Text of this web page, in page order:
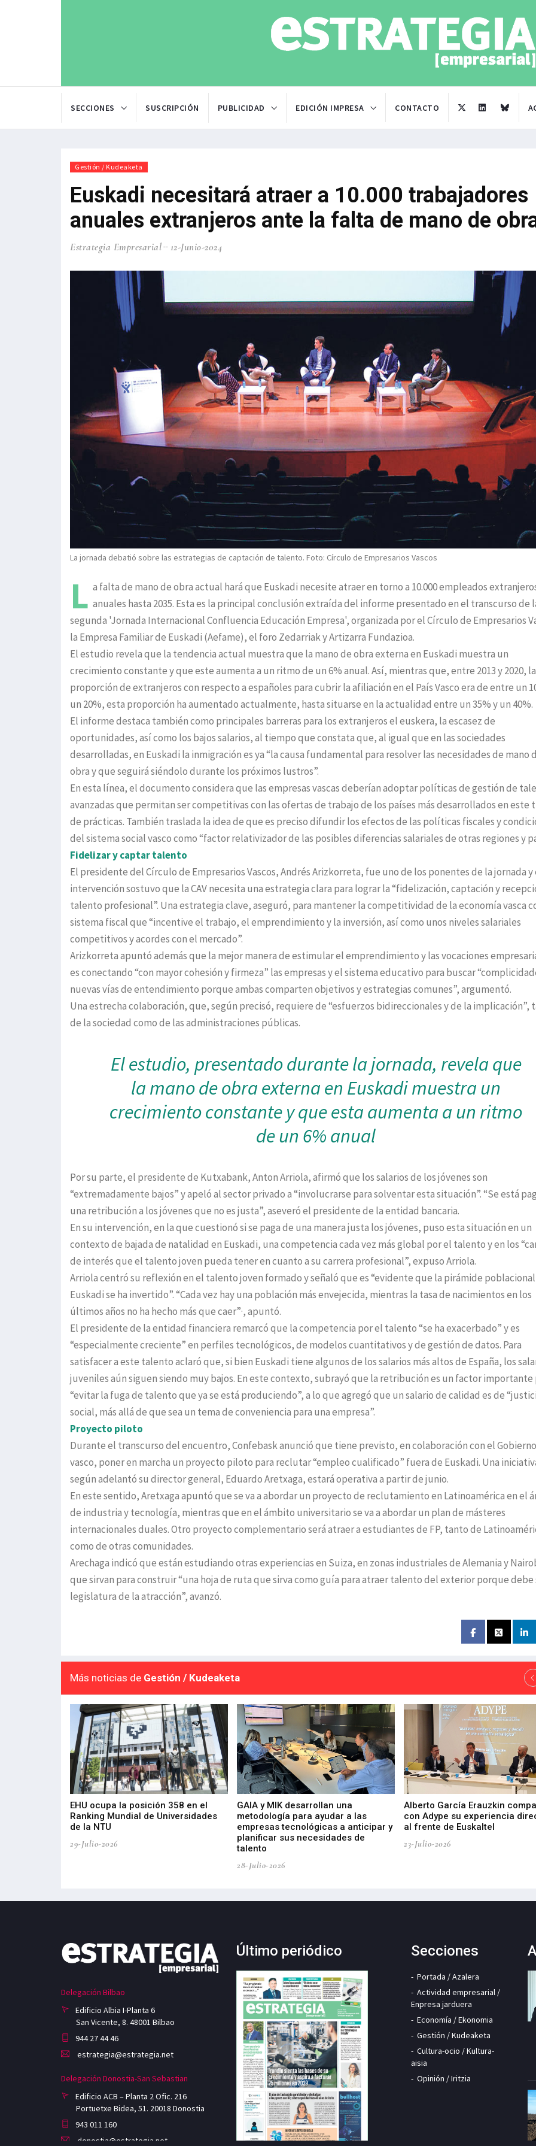
SECCIONES SUSCRIPCIÓN PUBLICIDAD EDICIÓN IMPRESA CONTACTO
Gestión / Kudeaketa
Euskadi necesitará atraer a 10.000 trabajadores
anuales extranjeros ante la falta de mano de
Estrategia Empresarial 12-Junio-2024
La jornada debatió sobre las estrategias de captación de talento. Foto: Círculo de Empresarios Vascos
L a falta de mano de obra actual hará que Euskadi necesite atraer en torno a 10.000 empleados
anuales hasta 2035. Esta es la principal conclusión extraída del informe presentado en el transcurso de
segunda 'Jornada Internacional Confluencia Educación Empresa', organizada por el Círculo de Empresarios
la Empresa Familiar de Euskadi (Aefame), el foro Zedarriak y Artizarra Fundazioa.
El estudio revela que la tendencia actual muestra que la mano de obra externa en Euskadi muestra un
crecimiento constante y que este aumenta a un ritmo de un 6% anual. Así, mientras que, entre 2013 y 2020, la
proporción de extranjeros con respecto a españoles para cubrir la afiliación en el País Vasco era de entre un
un 20%, esta proporción ha aumentado actualmente, hasta situarse en la actualidad entre un 35% y un 40%.
El informe destaca también como principales barreras para los extranjeros el euskera, la escasez de
oportunidades, así como los bajos salarios, al tiempo que constata que, al igual que en las sociedades
desarrolladas, en Euskadi la inmigración es ya “la causa fundamental para resolver las necesidades de mano
obra y que seguirá siéndolo durante los próximos lustros”.
En esta línea, el documento considera que las empresas vascas deberían adoptar políticas de gestión de
avanzadas que permitan ser competitivas con las ofertas de trabajo de los países más desarrollados en este
de prácticas. También traslada la idea de que es preciso difundir los efectos de las políticas fiscales y
del sistema social vasco como “factor relativizador de las posibles diferencias salariales de otras regiones y
Fidelizar y captar talento
El presidente del Círculo de Empresarios Vascos, Andrés Arizkorreta, fue uno de los ponentes de la jornada y
intervención sostuvo que la CAV necesita una estrategia clara para lograr la “fidelización, captación y
talento profesional”. Una estrategia clave, aseguró, para mantener la competitividad de la economía vasca
sistema fiscal que “incentive el trabajo, el emprendimiento y la inversión, así como unos niveles salariales
competitivos y acordes con el mercado”.
Arizkorreta apuntó además que la mejor manera de estimular el emprendimiento y las vocaciones
es conectando “con mayor cohesión y firmeza” las empresas y el sistema educativo para buscar
nuevas vías de entendimiento porque ambas comparten objetivos y estrategias comunes”, argumentó.
Una estrecha colaboración, que, según precisó, requiere de “esfuerzos bidireccionales y de la implicación”,
de la sociedad como de las administraciones públicas.
El estudio, presentado durante la jornada, revela que
la mano de obra externa en Euskadi muestra un
crecimiento constante y que esta aumenta a un ritmo
de un 6% anual
Por su parte, el presidente de Kutxabank, Anton Arriola, afirmó que los salarios de los jóvenes son
“extremadamente bajos” y apeló al sector privado a “involucrarse para solventar esta situación”. “Se está
una retribución a los jóvenes que no es justa”, aseveró el presidente de la entidad bancaria.
En su intervención, en la que cuestionó si se paga de una manera justa los jóvenes, puso esta situación en un
contexto de bajada de natalidad en Euskadi, una competencia cada vez más global por el talento y en los
de interés que el talento joven pueda tener en cuanto a su carrera profesional”, expuso Arriola.
Arriola centró su reflexión en el talento joven formado y señaló que es “evidente que la pirámide
Euskadi se ha invertido”. “Cada vez hay una población más envejecida, mientras la tasa de nacimientos en los
últimos años no ha hecho más que caer”·, apuntó.
El presidente de la entidad financiera remarcó que la competencia por el talento “se ha exacerbado” y es
“especialmente creciente” en perfiles tecnológicos, de modelos cuantitativos y de gestión de datos. Para
satisfacer a este talento aclaró que, si bien Euskadi tiene algunos de los salarios más altos de España, los
juveniles aún siguen siendo muy bajos. En este contexto, subrayó que la retribución es un factor importante
“evitar la fuga de talento que ya se está produciendo”, a lo que agregó que un salario de calidad es de
social, más allá de que sea un tema de conveniencia para una empresa”.
Proyecto piloto
Durante el transcurso del encuentro, Confebask anunció que tiene previsto, en colaboración con el Gobierno
vasco, poner en marcha un proyecto piloto para reclutar “empleo cualificado” fuera de Euskadi. Una
según adelantó su director general, Eduardo Aretxaga, estará operativa a partir de junio.
En este sentido, Aretxaga apuntó que se va a abordar un proyecto de reclutamiento en Latinoamérica en el
de industria y tecnología, mientras que en el ámbito universitario se va a abordar un plan de másteres
internacionales duales. Otro proyecto complementario será atraer a estudiantes de FP, tanto de
como de otras comunidades.
Arechaga indicó que están estudiando otras experiencias en Suiza, en zonas industriales de Alemania y
que sirvan para construir “una hoja de ruta que sirva como guía para atraer talento del exterior porque debe
legislatura de la atracción”, avanzó.
Más noticias de Gestión / Kudeaketa
EHU ocupa la posición 358 en el
Ranking Mundial de Universidades
de la NTU
29-Julio-2026
GAIA y MIK desarrollan una
metodología para ayudar a las
empresas tecnológicas a anticipar y
planificar sus necesidades de
talento
28-Julio-2026
Alberto García Erauzkin
con Adype su experiencia
al frente de Euskaltel
23-Julio-2026
Delegación Bilbao
Edificio Albia I-Planta 6
San Vicente, 8. 48001 Bilbao
944 27 44 46
estrategia@estrategia.net
Delegación Donostia-San Sebastian
Edificio ACB – Planta 2 Ofic. 216
Portuetxe Bidea, 51. 20018 Donostia
943 011 160
donostia@estrategia.net
Último periódico Secciones
Portada / Azalera
Actividad empresarial /
Enpresa jarduera
Economía / Ekonomia
Gestión / Kudeaketa
Cultura-ocio / Kultura-
aisia
Opinión / Iritzia